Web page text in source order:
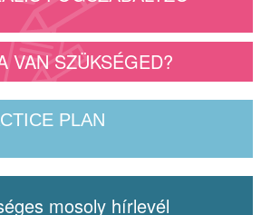
VAN SZÜKSÉGED?
PLAN
mosoly hírlevél